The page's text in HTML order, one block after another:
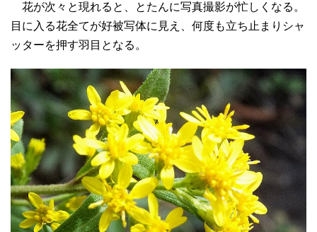
花が次々と現れると、とたんに写真撮影が忙しくなる。
目に入る花全てが好被写体に見え、何度も立ち止まりシャ
ッターを押す羽目となる。